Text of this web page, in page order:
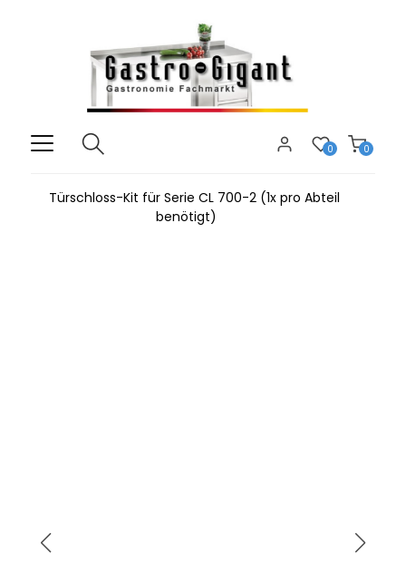
0
0
Türschloss-Kit für Serie CL 700-2 (1x pro Abteil
benötigt)